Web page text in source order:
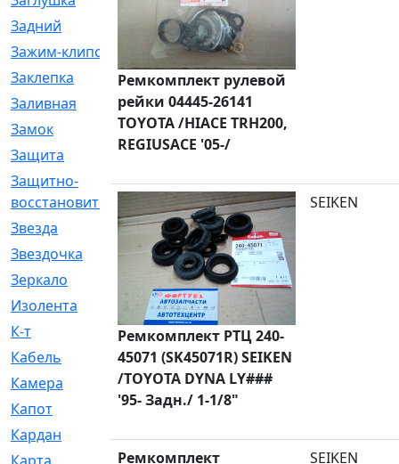
Задний
[528]
Зажим-клипса
[1]
Заклепка
[1]
Заливная
[4]
Замок
[12]
Защита
[79]
Защитно-
восстановительный
[4]
Звезда
[1]
Звездочка
[5]
Зеркало
[369]
Изолента
[1]
К-т
[13]
Кабель
[50]
Камера
[4]
Капот
[144]
Кардан
[131]
Ремкомплект рулевой
рейки 04445-26141
TOYOTA /HIACE TRH200,
REGIUSACE '05-/
Ремкомплект РТЦ 240-
45071 (SK45071R) SEIKEN
/TOYOTA DYNA LY###
'95- Задн./ 1-1/8"
SEIKEN
Ремкомплект
SEIKEN